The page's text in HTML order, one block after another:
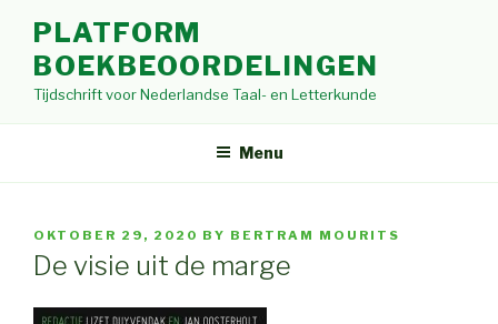
content
PLATFORM
BOEKBEOORDELINGEN
Tijdschrift voor Nederlandse Taal- en Letterkunde
Menu
POSTED
ON
OKTOBER 29, 2020 BY BERTRAM MOURITS
De visie uit de marge